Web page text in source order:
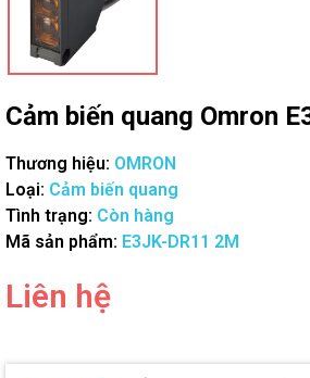
Cảm biến quang Omron
Thương hiệu: OMRON
Loại: Cảm biến quang
Tình trạng: Còn hàng
Mã sản phẩm: E3JK-DR11 2M
Liên hệ